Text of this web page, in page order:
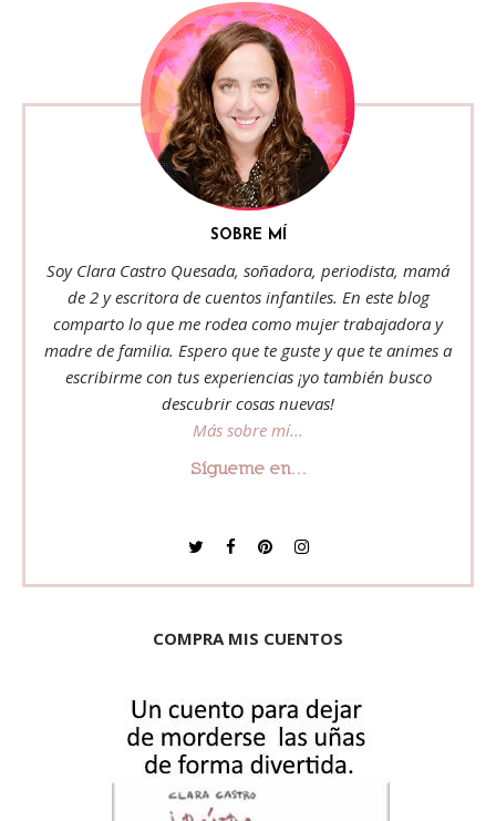
SOBRE MÍ
Soy Clara Castro Quesada, soñadora, periodista, mamá
de 2 y escritora de cuentos infantiles. En este blog
comparto lo que me rodea como mujer trabajadora y
madre de familia. Espero que te guste y que te animes a
escribirme con tus experiencias ¡yo también busco
descubrir cosas nuevas!
Más sobre mí...
Sígueme en...
COMPRA MIS CUENTOS